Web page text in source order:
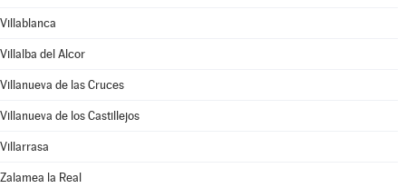
Villablanca
Villalba del Alcor
Villanueva de las Cruces
Villanueva de los Castillejos
Villarrasa
Zalamea la Real